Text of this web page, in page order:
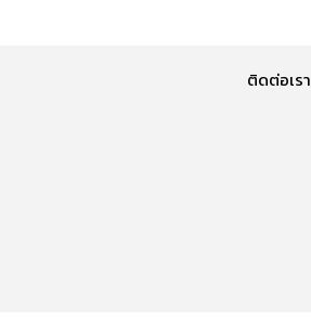
ติดต่อเรา